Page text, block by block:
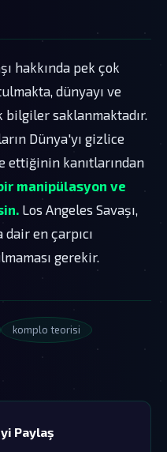
hakkında pek çok
dünyayı ve
bilgiler saklanmaktadır.
Dünya'yı gizlice
ettiğinin kanıtlarından
manipülasyon ve
Los Angeles Savaşı,
dair en çarpıcı
gerekir.
komplo teorisi
Paylaş